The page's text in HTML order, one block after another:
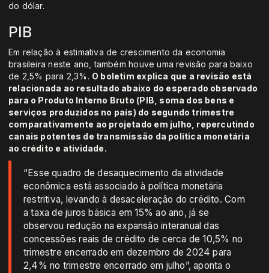
do dólar.
PIB
Em relação à estimativa de crescimento da economia
brasileira neste ano, também houve uma revisão para baixo
de 2,5% para 2,3%. O boletim explica que a revisão está
relacionada ao resultado abaixo do esperado observado
para o Produto Interno Bruto (PIB, soma dos bens e
serviços produzidos no país) do segundo trimestre
comparativamente ao projetado em julho, repercutindo
canais potentes de transmissão da política monetária
ao crédito e atividade.
“Esse quadro de desaquecimento da atividade
econômica está associado à política monetária
restritiva, levando à desaceleração do crédito. Com
a taxa de juros básica em 15% ao ano, já se
observou redução na expansão interanual das
concessões reais de crédito de cerca de 10,5% no
trimestre encerrado em dezembro de 2024 para
2,4% no trimestre encerrado em julho”, aponta o